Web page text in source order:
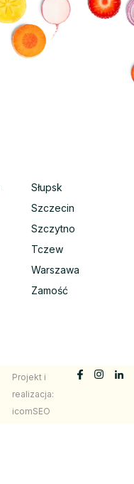
Słupsk
Szczecin
Szczytno
Tczew
Warszawa
Zamość
Projekt i
realizacja:
icomSEO